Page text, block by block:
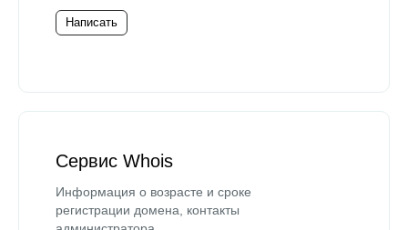
Написать
Сервис Whois
Информация о возрасте и сроке
регистрации домена, контакты